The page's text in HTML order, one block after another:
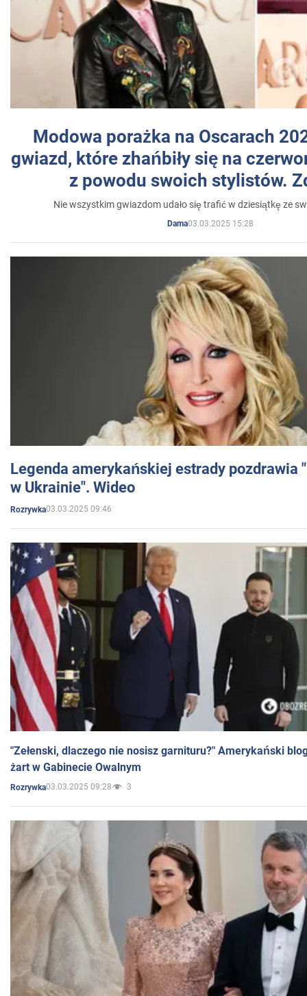
Modowa porażka na Oscarach
gwiazd, które zhańbiły się na
z powodu swoich stylistów.
Nie wszystkim gwiazdom udało się trafić w dziesiątkę ze
Dama03.03.2025 15:28
Legenda amerykańskiej estrady pozdrawia
w Ukrainie". Wideo
Rozrywka03.03.2025 09:46
"Zełenski, dlaczego nie nosisz garnituru?" Amerykański
żart w Gabinecie Owalnym
Rozrywka03.03.2025 09:28 3